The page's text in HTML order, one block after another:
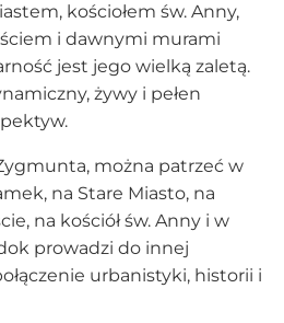
kościołem św. Anny,
i dawnymi murami
jest jego wielką zaletą.
żywy i pełen
można patrzeć w
na Stare Miasto, na
na kościół św. Anny i w
prowadzi do innej
urbanistyki, historii i